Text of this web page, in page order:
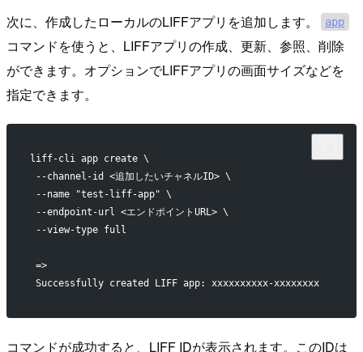
次に、作成したローカルのLIFFアプリを追加します。 app
コマンドを使うと、LIFFアプリの作成、更新、参照、削除
ができます。オプションでLIFFアプリの画面サイズなどを
指定できます。
liff-cli app create \
--channel-id <追加したいチャネルID> \
--name "test-liff-app" \
--endpoint-url <エンドポイントURL> \
--view-type full
=>
Successfully created LIFF app: xxxxxxxxxx-xxxxxxxx
コマンドが成功すると、LIFF IDが表示されます。このIDは